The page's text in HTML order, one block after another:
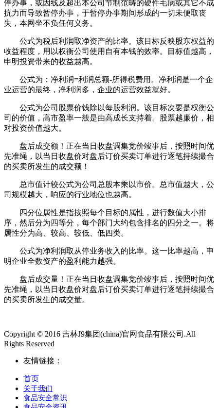
停办事，或因线及超出本公司节制范畴的硬件毛病或其它不成
抗力而导致暂停办事，于暂停办事期间形成的一切未便取丧
失，本网坐不负任何义务。
公式为税后利润取净资产的比率。该目标反映股东权益的
收益程度，用以权衡公司使用自有本钱的效率。目标值越高，
申明投资带来的收益越高。
公式为：净利润=利润总额-所得税费用。净利润是一个企
业运营的最终，净利润多，企业的运营效益就好。
公式为公司股票价钱除以每股利润。该目标次要是权衡公
司的价值，高市盈率一般是由高成长支持着。股票越廉价，相
对投资价值越大。
盘后成交额！正在当日收盘调集竞价竣事后，按照时间优
先准绳，以当日收盘价对盘后订价买卖订单进行逐笔持续撮合
的买卖所发生的成交额！
总市值计较公式为公司总股本乘以市价。总市值越大，公
司规模越大，响应的行业地位也越高。
四分位属性是指按照每个目标的属性，进行数值大小排
序，然后分为四等分，每个部门大约包含排名的四分之一。将
属性分为高、较高、较低、低四类。
公式为净利润取从停业务收入的比率。这一比率越高，申
明企业全数资产的盈利能力越强。
盘后成交量！正在当日收盘调集竞价竣事后，按照时间优
先准绳，以当日收盘价对盘后订价买卖订单进行逐笔持续撮合
的买卖所发生的成交量。
Copyright © 2016 吉林J9集团(china)官网食品有限公司.All
Rights Reserved
友情链接：
首页
关于我们
食品安全常识